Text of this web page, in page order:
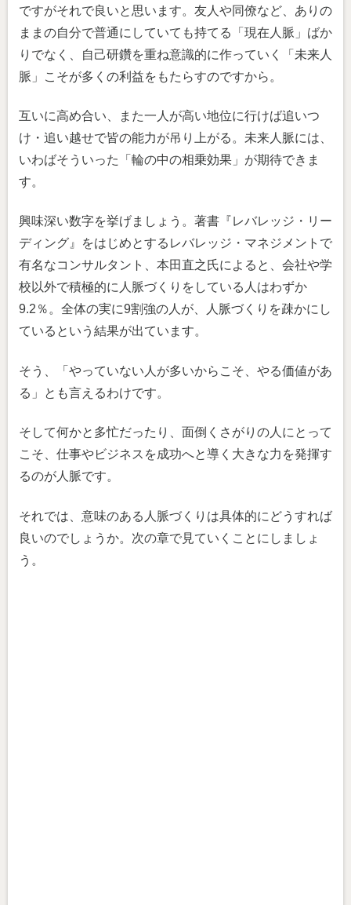
ですがそれで良いと思います。友人や同僚など、ありの
ままの自分で普通にしていても持てる「現在人脈」ばか
りでなく、自己研鑽を重ね意識的に作っていく「未来人
脈」こそが多くの利益をもたらすのですから。
互いに高め合い、また一人が高い地位に行けば追いつ
け・追い越せで皆の能力が吊り上がる。未来人脈には、
いわばそういった「輪の中の相乗効果」が期待できま
す。
興味深い数字を挙げましょう。著書『レバレッジ・リー
ディング』をはじめとするレバレッジ・マネジメントで
有名なコンサルタント、本田直之氏によると、会社や学
校以外で積極的に人脈づくりをしている人はわずか
9.2％。全体の実に9割強の人が、人脈づくりを疎かにし
ているという結果が出ています。
そう、「やっていない人が多いからこそ、やる価値があ
る」とも言えるわけです。
そして何かと多忙だったり、面倒くさがりの人にとって
こそ、仕事やビジネスを成功へと導く大きな力を発揮す
るのが人脈です。
それでは、意味のある人脈づくりは具体的にどうすれば
良いのでしょうか。次の章で見ていくことにしましょ
う。